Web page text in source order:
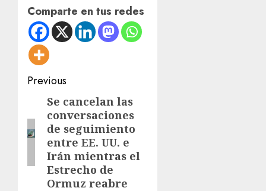
Comparte en tus redes
Post
navigation
Previous
Previous
post:
Se cancelan las
conversaciones
de seguimiento
entre EE. UU. e
Irán mientras el
Estrecho de
Ormuz reabre